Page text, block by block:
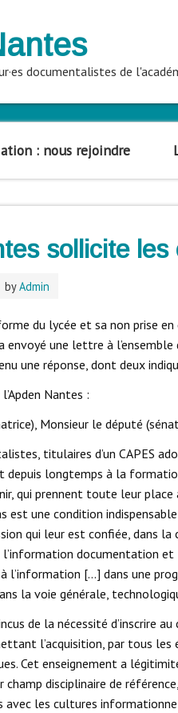
documentalistes de
: nous rejoindre
sollicite les
byAdmin
du lycée et sa non prise
envoyé une lettre à
une réponse, dont deux
Nantes :
Monsieur le député
titulaires d’un CAPES
longtemps à la
qui prennent toute leur
est une condition
qui leur est confiée, dans
documentation
l’information […] dans une
la voie générale,
de la nécessité d’inscrire
l’acquisition, par tous les
Cet enseignement a
champ disciplinaire de
avec les cultures